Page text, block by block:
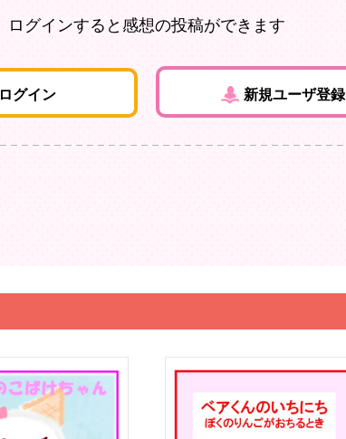
ログインすると感想の投稿ができます
ログイン 新規ユーザ登録